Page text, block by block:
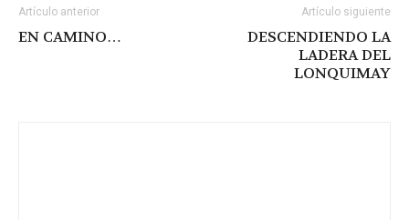
Artículo anterior
EN CAMINO…
Artículo siguiente
DESCENDIENDO LA
LADERA DEL
LONQUIMAY